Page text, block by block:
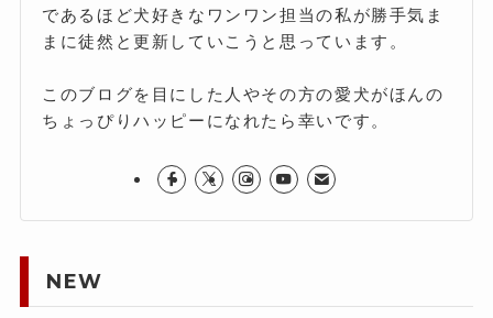
であるほど犬好きなワンワン担当の私が勝手気ま
まに徒然と更新していこうと思っています。
このブログを目にした人やその方の愛犬がほんの
ちょっぴりハッピーになれたら幸いです。
NEW